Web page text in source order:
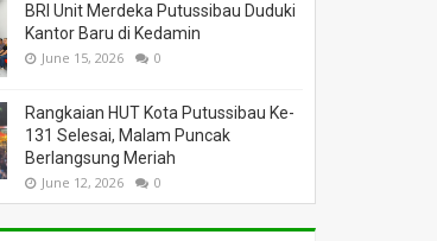
BRI Unit Merdeka Putussibau Duduki
Kantor Baru di Kedamin
June 15, 2026 0
Rangkaian HUT Kota Putussibau Ke-
131 Selesai, Malam Puncak
Berlangsung Meriah
June 12, 2026 0